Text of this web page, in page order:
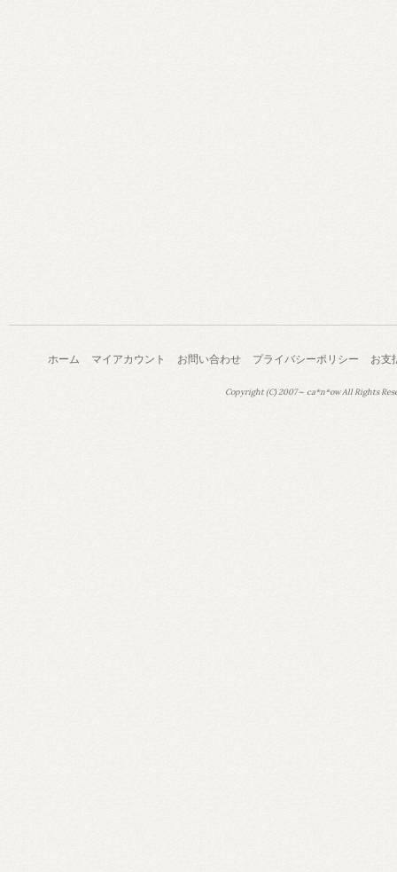
ホーム マイアカウント お問い合わせ プライバシーポリシー お支
Copyright (C) 2007～ ca*n*ow All Rights